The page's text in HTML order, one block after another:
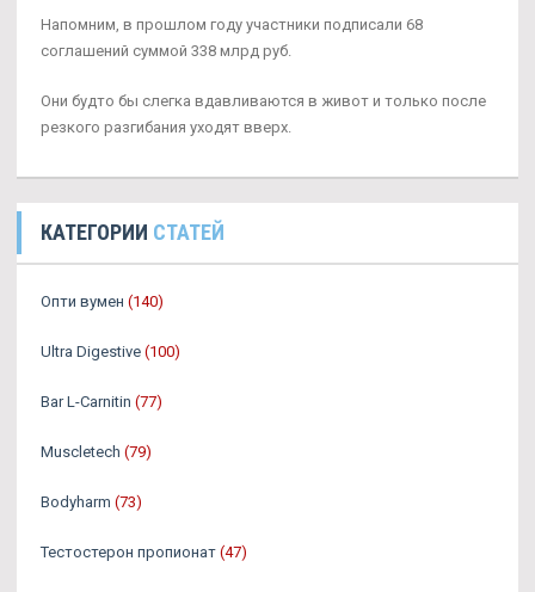
Напомним, в прошлом году участники подписали 68
соглашений суммой 338 млрд руб.
Они будто бы слегка вдавливаются в живот и только после
резкого разгибания уходят вверх.
КАТЕГОРИИ СТАТЕЙ
Опти вумен (140)
Ultra Digestive (100)
Bar L-Carnitin (77)
Muscletech (79)
Bodyharm (73)
Тестостерон пропионат (47)